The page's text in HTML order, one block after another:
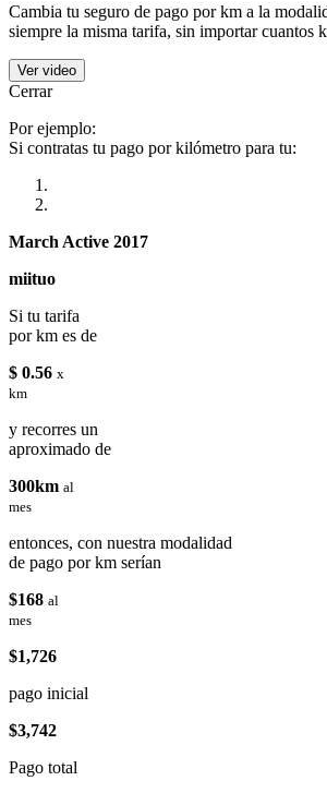
Cambia tu seguro de pago por km a la
siempre la misma tarifa, sin importar cuantos
Ver video
Cerrar
Por ejemplo:
Si contratas tu pago por kilómetro para tu:
March Active 2017
miituo
Si tu tarifa
por km es de
$ 0.56 x
km
y recorres un
aproximado de
300km al
mes
entonces, con nuestra modalidad
de pago por km serían
$168 al
mes
$1,726
pago inicial
$3,742
Pago total